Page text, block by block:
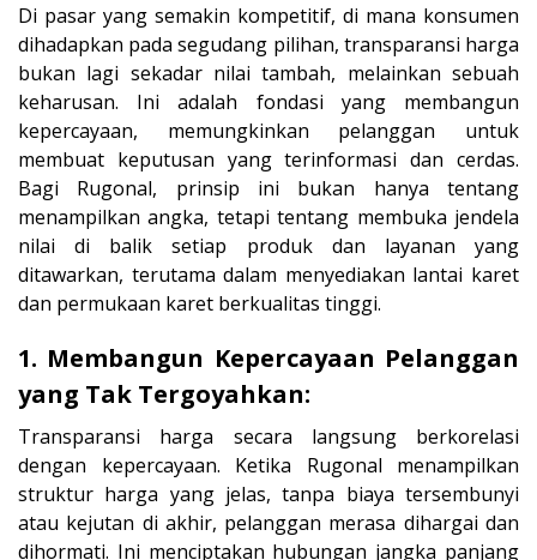
Di pasar yang semakin kompetitif, di mana konsumen
dihadapkan pada segudang pilihan, transparansi harga
bukan lagi sekadar nilai tambah, melainkan sebuah
keharusan. Ini adalah fondasi yang membangun
kepercayaan, memungkinkan pelanggan untuk
membuat keputusan yang terinformasi dan cerdas.
Bagi Rugonal, prinsip ini bukan hanya tentang
menampilkan angka, tetapi tentang membuka jendela
nilai di balik setiap produk dan layanan yang
ditawarkan, terutama dalam menyediakan lantai karet
dan permukaan karet berkualitas tinggi.
1. Membangun Kepercayaan Pelanggan
yang Tak Tergoyahkan:
Transparansi harga secara langsung berkorelasi
dengan kepercayaan. Ketika Rugonal menampilkan
struktur harga yang jelas, tanpa biaya tersembunyi
atau kejutan di akhir, pelanggan merasa dihargai dan
dihormati. Ini menciptakan hubungan jangka panjang